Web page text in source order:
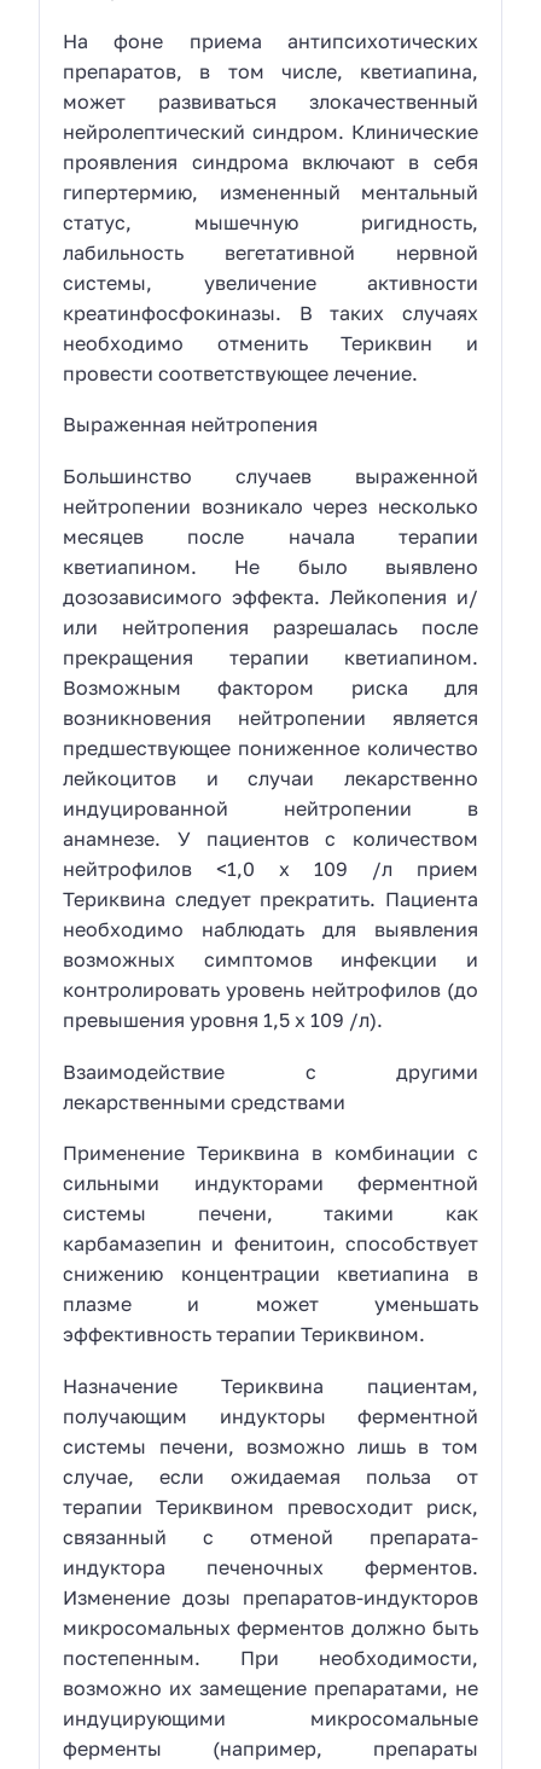
На фоне приема антипсихотических
препаратов, в том числе, кветиапина,
может развиваться злокачественный
нейролептический синдром. Клинические
проявления синдрома включают в себя
гипертермию, измененный ментальный
статус, мышечную ригидность,
лабильность вегетативной нервной
системы, увеличение активности
креатинфосфокиназы. В таких случаях
необходимо отменить Териквин и
провести соответствующее лечение.
Выраженная нейтропения
Большинство случаев выраженной
нейтропении возникало через несколько
месяцев после начала терапии
кветиапином. Не было выявлено
дозозависимого эффекта. Лейкопения и/
или нейтропения разрешалась после
прекращения терапии кветиапином.
Возможным фактором риска для
возникновения нейтропении является
предшествующее пониженное количество
лейкоцитов и случаи лекарственно
индуцированной нейтропении в
анамнезе. У пациентов с количеством
нейтрофилов <1,0 х 109 /л прием
Териквина следует прекратить. Пациента
необходимо наблюдать для выявления
возможных симптомов инфекции и
контролировать уровень нейтрофилов (до
превышения уровня 1,5 х 109 /л).
Взаимодействие с другими
лекарственными средствами
Применение Териквина в комбинации с
сильными индукторами ферментной
системы печени, такими как
карбамазепин и фенитоин, способствует
снижению концентрации кветиапина в
плазме и может уменьшать
эффективность терапии Териквином.
Назначение Териквина пациентам,
получающим индукторы ферментной
системы печени, возможно лишь в том
случае, если ожидаемая польза от
терапии Териквином превосходит риск,
связанный с отменой препарата-
индуктора печеночных ферментов.
Изменение дозы препаратов-индукторов
микросомальных ферментов должно быть
постепенным. При необходимости,
возможно их замещение препаратами, не
индуцирующими микросомальные
ферменты (например, препараты